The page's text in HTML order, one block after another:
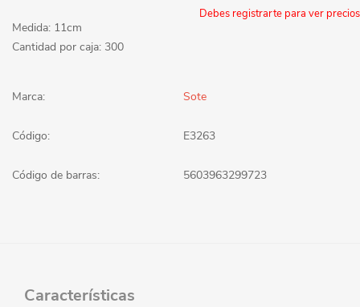
Debes registrarte para ver precios
Medida: 11cm
Cantidad por caja: 300
Marca: Sote
Código: E3263
Código de barras: 5603963299723
Características